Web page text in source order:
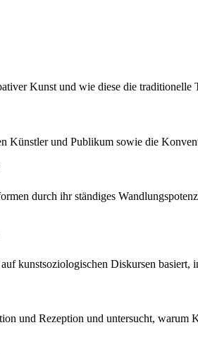
Kunst und wie diese die
Künstler und Publikum sowie die
durch ihr ständiges
kunstsoziologischen Diskursen
und Rezeption und untersucht,